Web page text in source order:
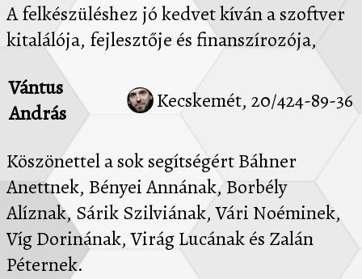
A felkészüléshez jó kedvet kíván a szoftver
kitalálója, fejlesztője és finanszírozója,
Vántus
András
Kecskemét, 20/424-89-36
Köszönettel a sok segítségért Báhner
Anettnek, Bényei Annának, Borbély
Alíznak, Sárik Szilviának, Vári Noéminek,
Víg Dorinának, Virág Lucának és Zalán
Péternek.